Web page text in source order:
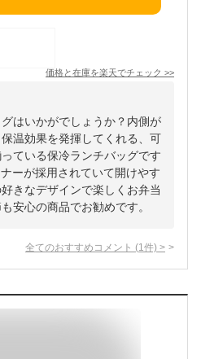
価格と在庫を楽天でチェック >>
はいかがでしょうか？内側が
温効果を発揮してくれる、可
ている保冷ランチバッグです
ーが採用されていて開けやす
きなデザインで楽しくお弁当
安心の商品でお勧めです。
全てのおすすめコメント (1 件) >